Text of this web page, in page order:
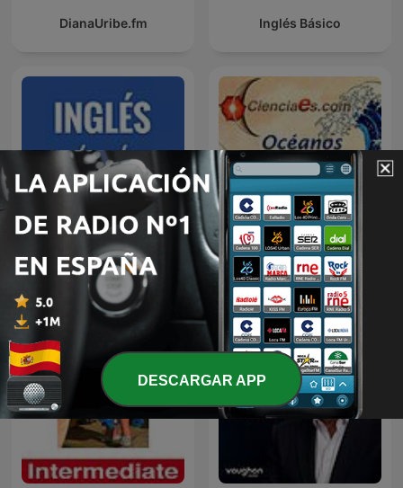
DianaUribe.fm Inglés Básico
Inglés desde cero
Océanos de Ciencia -
Cienciaes.com
DESCARGAR APP